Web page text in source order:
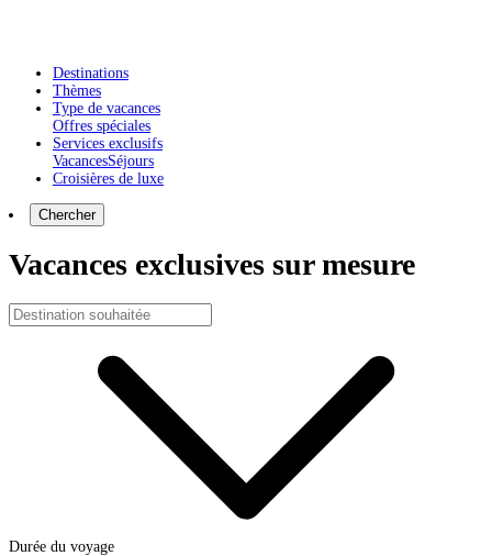
Destinations
Thèmes
Type de vacances
Offres spéciales
Services exclusifs
VacancesSéjours
Croisières de luxe
Chercher
Vacances exclusives sur mesure
Durée du voyage